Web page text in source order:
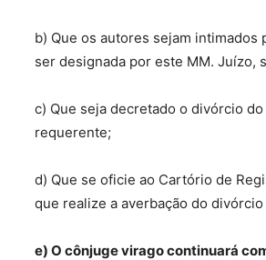
b) Que os autores sejam intimados
ser designada por este MM. Juízo,
c) Que seja decretado o divórcio do
requerente;
d) Que se oficie ao Cartório de
que realize a averbação do divórcio
e) O cônjuge virago continuará